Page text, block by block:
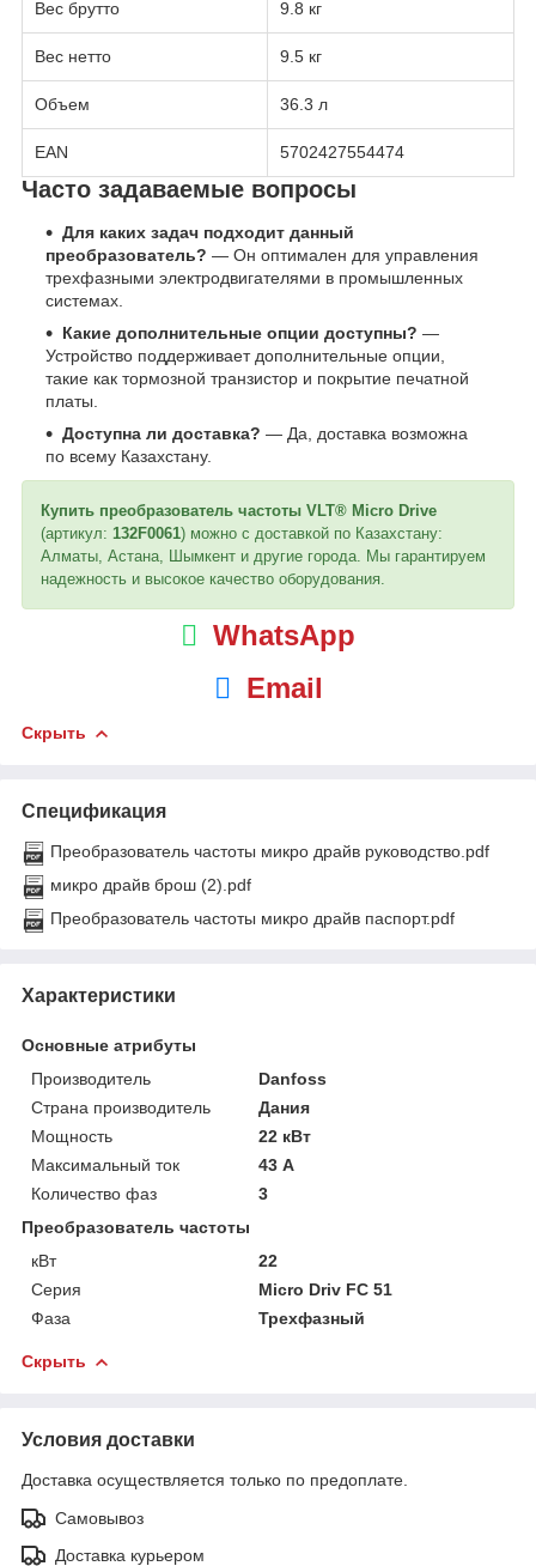
Вес брутто 9.8 кг
Вес нетто 9.5 кг
Объем 36.3 л
EAN 5702427554474
Часто задаваемые вопросы
Для каких задач подходит данный
преобразователь? — Он оптимален для управления
трехфазными электродвигателями в промышленных
системах.
Какие дополнительные опции доступны? —
Устройство поддерживает дополнительные опции,
такие как тормозной транзистор и покрытие печатной
платы.
Доступна ли доставка? — Да, доставка возможна
по всему Казахстану.
Купить преобразователь частоты VLT® Micro Drive
(артикул: 132F0061) можно с доставкой по Казахстану:
Алматы, Астана, Шымкент и другие города. Мы гарантируем
надежность и высокое качество оборудования.
WhatsApp
Email
Скрыть
Спецификация
Преобразователь частоты микро драйв руководство.pdf
микро драйв брош (2).pdf
Преобразователь частоты микро драйв паспорт.pdf
Характеристики
Основные атрибуты
Производитель
Danfoss
Страна производитель
Дания
Мощность
22 кВт
Максимальный ток
43 А
Количество фаз
3
Преобразователь частоты
кВт
22
Серия
Micro Driv FC 51
Фаза
Трехфазный
Скрыть
Условия доставки
Доставка осуществляется только по предоплате.
Самовывоз
Доставка курьером